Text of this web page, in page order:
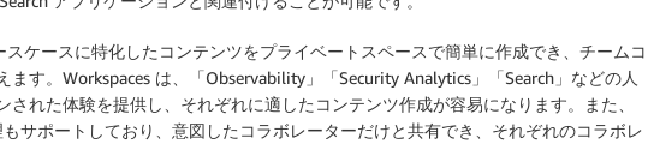
スケースに特化したコンテンツをプライベートスペースで簡単に作成でき、チームコ
す。Workspaces は、「Observability」「Security Analytics」「Search」などの人
れた体験を提供し、それぞれに適したコンテンツ作成が容易になります。また、
サポートしており、意図したコラボレーターだけと共有でき、それぞれのコラボレ